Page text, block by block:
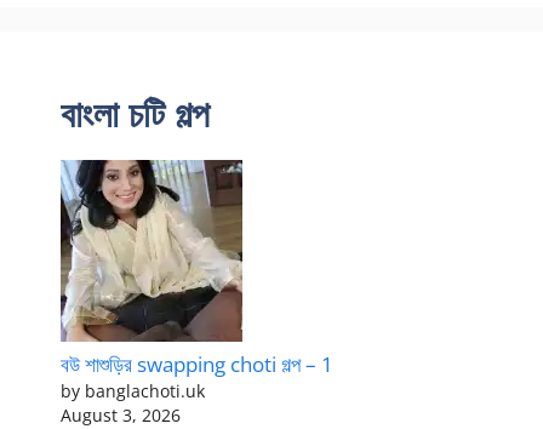
বাংলা চটি গল্প
বউ শাশুড়ির swapping choti গল্প – 1
by banglachoti.uk
August 3, 2026